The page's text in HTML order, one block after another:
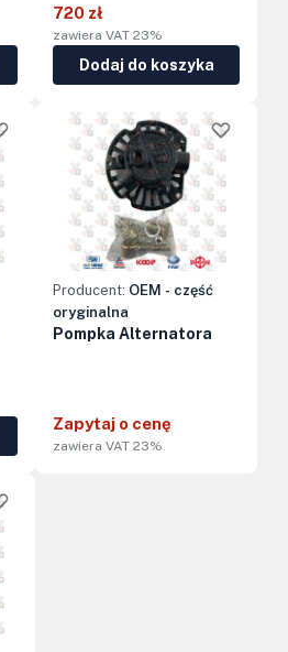
720 zł
zawiera VAT 23%
Dodaj do koszyka
Producent: OEM - część
oryginalna
Pompka Alternatora
Zapytaj o cenę
zawiera VAT 23%